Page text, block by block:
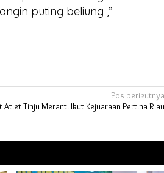
puting beliung ,”
Pos berikutnya
Atlet Tinju Meranti Ikut Kejuaraan Pertina Riau